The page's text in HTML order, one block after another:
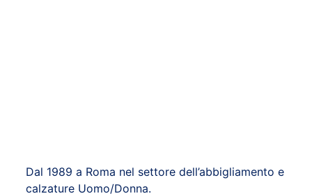
Dal 1989 a Roma nel settore dell’abbigliamento e
calzature Uomo/Donna.